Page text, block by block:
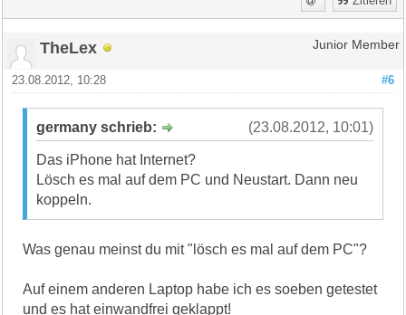
TheLex Junior Member
#6
23.08.2012, 10:28
(23.08.2012, 10:01)
germany schrieb:
Das iPhone hat Internet?
Lösch es mal auf dem PC und Neustart. Dann neu
koppeln.
Was genau meinst du mit "lösch es mal auf dem PC"?
Auf einem anderen Laptop habe ich es soeben getestet
und es hat einwandfrei geklappt!